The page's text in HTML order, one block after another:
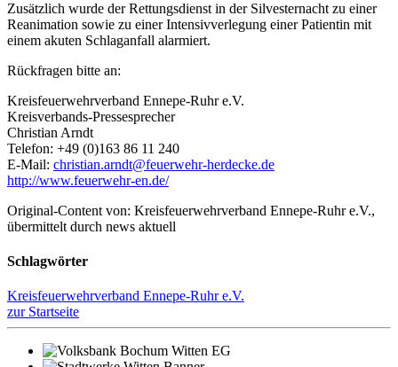
Zusätzlich wurde der Rettungsdienst in der Silvesternacht zu einer
Reanimation sowie zu einer Intensivverlegung einer Patientin mit
einem akuten Schlaganfall alarmiert.
Rückfragen bitte an:
Kreisfeuerwehrverband Ennepe-Ruhr e.V.
Kreisverbands-Pressesprecher
Christian Arndt
Telefon: +49 (0)163 86 11 240
E-Mail: christian.arndt@feuerwehr-herdecke.de
http://www.feuerwehr-en.de/
Original-Content von: Kreisfeuerwehrverband Ennepe-Ruhr e.V.,
übermittelt durch news aktuell
Schlagwörter
Kreisfeuerwehrverband Ennepe-Ruhr e.V.
zur Startseite